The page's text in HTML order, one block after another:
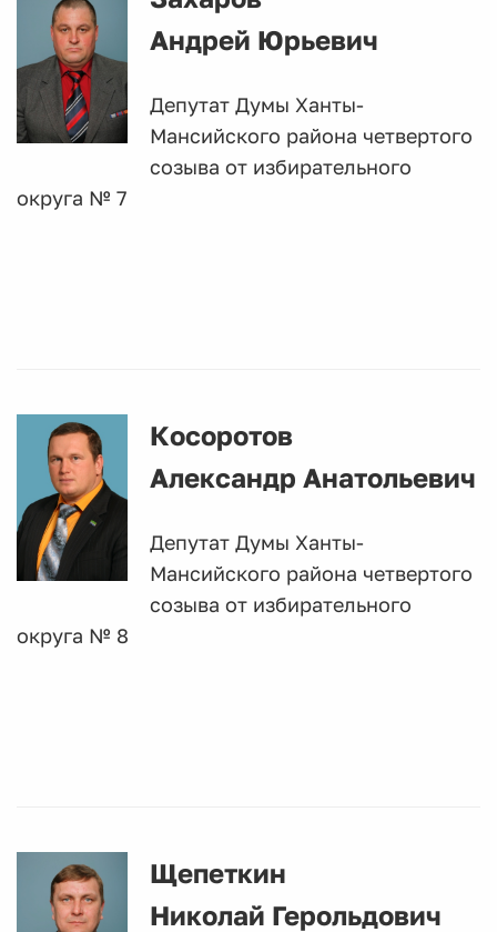
Андрей Юрьевич
Депутат Думы Ханты-
Мансийского района четвертого
созыва от избирательного
округа № 7
Косоротов
Александр Анатольевич
Депутат Думы Ханты-
Мансийского района четвертого
созыва от избирательного
округа № 8
Щепеткин
Николай Герольдович